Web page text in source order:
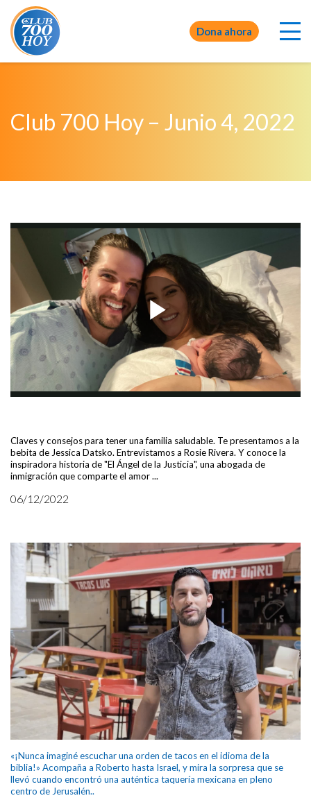
Dona ahora
Club 700 Hoy – Junio 4, 2022
Claves y consejos para tener una familia saludable. Te presentamos a la
bebita de Jessica Datsko. Entrevistamos a Rosie Rivera. Y conoce la
inspiradora historia de "El Ángel de la Justicia", una abogada de
inmigración que comparte el amor ...
06/12/2022
«¡Nunca imaginé escuchar una orden de tacos en el idioma de la
biblia!» Acompaña a Roberto hasta Israel, y mira la sorpresa que se
llevó cuando encontró una auténtica taquería mexicana en pleno
centro de Jerusalén..